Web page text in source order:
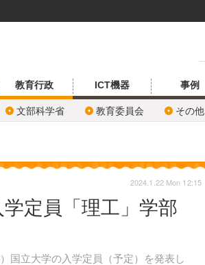
教育行政
文部科学省 教育委員会 その他
ICT機器 事例
学定員「理工」学部
国立大学の入学定員（予定）を発表し
2024.1.22 Mon 12:15